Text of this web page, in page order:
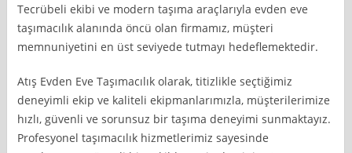
Tecrübeli ekibi ve modern taşıma araçlarıyla evden eve
taşımacılık alanında öncü olan firmamız, müşteri
memnuniyetini en üst seviyede tutmayı hedeflemektedir.
Atış Evden Eve Taşımacılık olarak, titizlikle seçtiğimiz
deneyimli ekip ve kaliteli ekipmanlarımızla, müşterilerimize
hızlı, güvenli ve sorunsuz bir taşıma deneyimi sunmaktayız.
Profesyonel taşımacılık hizmetlerimiz sayesinde